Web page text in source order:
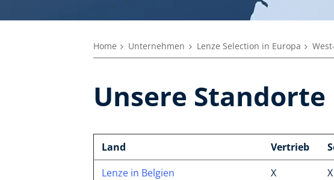
Home Unternehmen Lenze Selection in Europa
Unsere
Land Vertrieb
Lenze in Belgien
X
X